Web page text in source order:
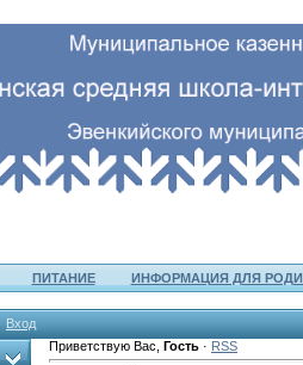
ПИТАНИЕ ИНФОРМАЦИЯ ДЛЯ
Вход
Приветствую Вас Гость · RSS